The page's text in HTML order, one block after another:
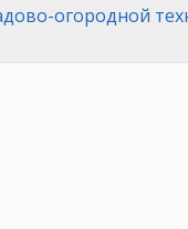
огородной